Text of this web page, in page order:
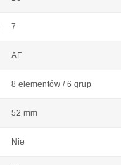
7
AF
8 elementów / 6 grup
52 mm
Nie